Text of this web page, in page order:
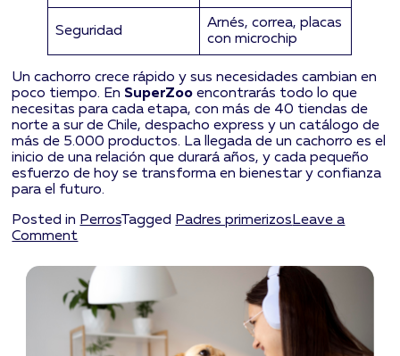
Seguridad
Arnés, correa, placas
con microchip
Un cachorro crece rápido y sus necesidades cambian en
poco tiempo. En SuperZoo encontrarás todo lo que
necesitas para cada etapa, con más de 40 tiendas de
norte a sur de Chile, despacho express y un catálogo de
más de 5.000 productos. La llegada de un cachorro es el
inicio de una relación que durará años, y cada pequeño
esfuerzo de hoy se transforma en bienestar y confianza
para el futuro.
Posted in PerrosTagged Padres primerizos Leave a
Commenton
para
cuando
llega
un
nuevo
cachorro